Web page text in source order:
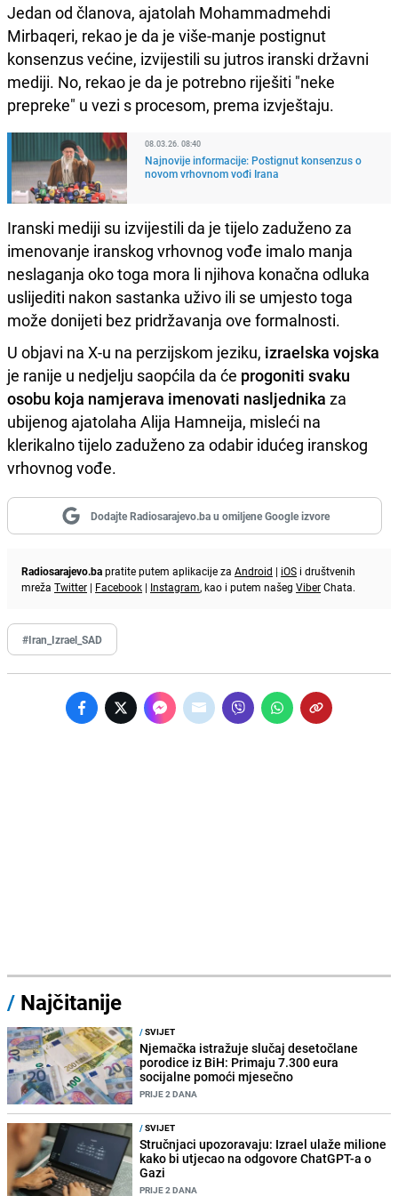
Jedan od članova, ajatolah Mohammadmehdi
Mirbaqeri, rekao je da je više-manje postignut
konsenzus većine, izvijestili su jutros iranski državni
mediji. No, rekao je da je potrebno riješiti "neke
prepreke" u vezi s procesom, prema izvještaju.
08.03.26. 08:40
Najnovije informacije: Postignut konsenzus o
novom vrhovnom vođi Irana
Iranski mediji su izvijestili da je tijelo zaduženo za
imenovanje iranskog vrhovnog vođe imalo manja
neslaganja oko toga mora li njihova konačna odluka
uslijediti nakon sastanka uživo ili se umjesto toga
može donijeti bez pridržavanja ove formalnosti.
U objavi na X-u na perzijskom jeziku, izraelska vojska
je ranije u nedjelju saopćila da će progoniti svaku
osobu koja namjerava imenovati nasljednika za
ubijenog ajatolaha Alija Hamneija, misleći na
klerikalno tijelo zaduženo za odabir idućeg iranskog
vrhovnog vođe.
Dodajte Radiosarajevo.ba u omiljene Google izvore
Radiosarajevo.bapratite putem aplikacije za Android | iOS i društvenih
mreža Twitter | Facebook | Instagram, kao i putem našeg ViberChata.
#Iran_Izrael_SAD
/ Najčitanije
/SVIJET
Njemačka istražuje slučaj desetočlane
porodice iz BiH: Primaju 7.300 eura
socijalne pomoći mjesečno
PRIJE 2 DANA
/SVIJET
Stručnjaci upozoravaju: Izrael ulaže milione
kako bi utjecao na odgovore ChatGPT-a o
Gazi
PRIJE 2 DANA